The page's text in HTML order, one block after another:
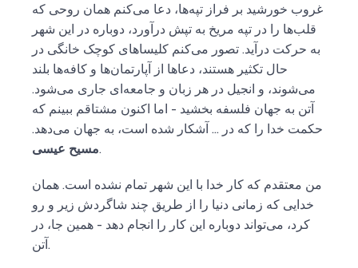
غروب خورشید بر فراز تپه‌ها، دعا می‌کنم همان روحی که
قلب‌ها را در تپه مریخ به تپش درآورد، دوباره در این شهر
به حرکت درآید. تصور می‌کنم کلیساهای کوچک خانگی در
حال تکثیر هستند، دعاها از آپارتمان‌ها و کافه‌ها بلند
می‌شوند، و انجیل در هر زبان و جامعه‌ای جاری می‌شود.
آتن به جهان فلسفه بخشید - اما اکنون مشتاقم ببینم که
حکمت خدا را که در ... آشکار شده است، به جهان می‌دهد.
مسیح عیسی.
من معتقدم که کار خدا با این شهر تمام نشده است. همان
خدایی که زمانی دنیا را از طریق چند شاگردش زیر و رو
کرد، می‌تواند دوباره این کار را انجام دهد - همین جا، در
آتن.